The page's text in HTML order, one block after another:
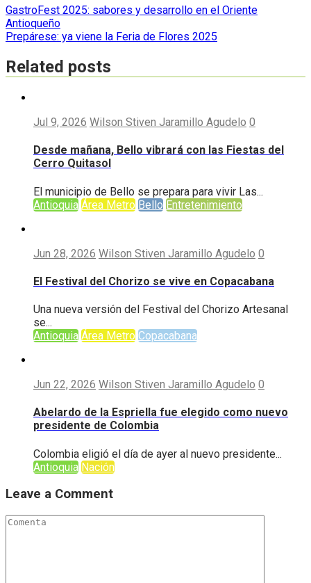
Navegación
de
GastroFest 2025: sabores y desarrollo en el Oriente
Antioqueño
Prepárese: ya viene la Feria de Flores 2025
Related posts
Jul 9, 2026 Wilson Stiven Jaramillo Agudelo 0
Desde mañana, Bello vibrará con las Fiestas del
Cerro Quitasol
El municipio de Bello se prepara para vivir Las...
Antioquia Área Metro Bello Entretenimiento
Jun 28, 2026 Wilson Stiven Jaramillo Agudelo 0
El Festival del Chorizo se vive en Copacabana
Una nueva versión del Festival del Chorizo Artesanal
se...
Antioquia Área Metro Copacabana
Jun 22, 2026 Wilson Stiven Jaramillo Agudelo 0
Abelardo de la Espriella fue elegido como nuevo
presidente de Colombia
Colombia eligió el día de ayer al nuevo presidente...
Antioquia Nación
Leave a Comment